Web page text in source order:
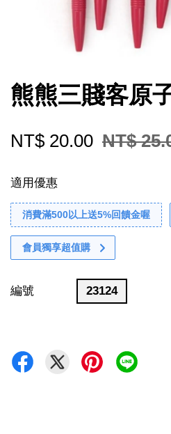
熊熊三賤客原
NT$ 20.00 NT$
適用優惠
消費滿500以上送5%回饋金喔
會員獨享超值購
編號 23124